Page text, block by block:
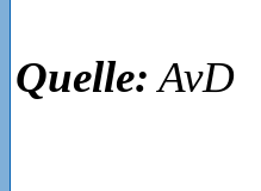
Quelle: AvD